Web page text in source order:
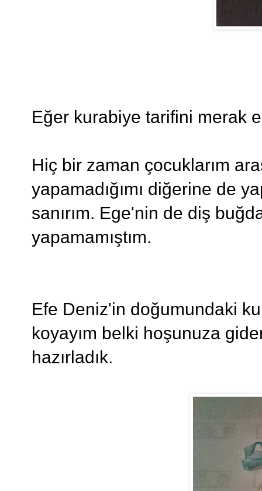
Eğer kurabiye tarifini merak
Hiç bir zaman çocuklarım
yapamadığımı diğerine de
sanırım. Ege'nin de diş
yapamamıştım.
Efe Deniz'in doğumundaki
koyayım belki hoşunuza
hazırladık.